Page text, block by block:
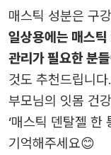
매스틱 성분은 구
일상용에는 매스
관리가 필요한 분
것도 추천드립니다.
부모님의 잇몸 건
‘매스틱 덴탈젤 한
기억해주세요😊